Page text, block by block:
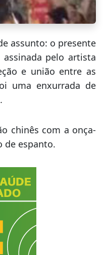
assunto: o presente
assinada pelo artista
e união entre as
uma enxurrada de
chinês com a onça-
de espanto.